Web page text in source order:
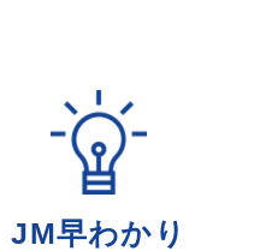
JM早わかり